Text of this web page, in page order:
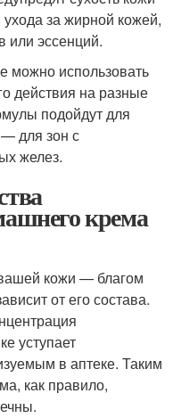
за жирной кожей,
или эссенций.
можно использовать
действия на разные
подойдут для
для зон с
желез.
крема
кожи — благом
от его состава.
уступает
в аптеке. Таким
как правило,